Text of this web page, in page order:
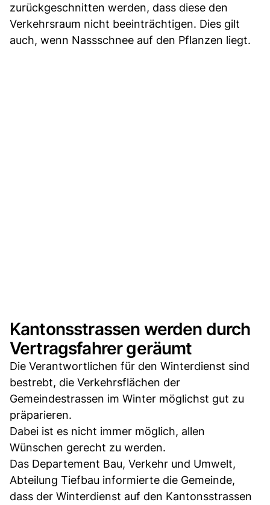
zurückgeschnitten werden, dass diese den
Verkehrsraum nicht beeinträchtigen. Dies gilt
auch, wenn Nassschnee auf den Pflanzen liegt.
Kantonsstrassen werden durch
Vertragsfahrer geräumt
Die Verantwortlichen für den Winterdienst sind
bestrebt, die Verkehrsflächen der
Gemeindestrassen im Winter möglichst gut zu
präparieren.
Dabei ist es nicht immer möglich, allen
Wünschen gerecht zu werden.
Das Departement Bau, Verkehr und Umwelt,
Abteilung Tiefbau informierte die Gemeinde,
dass der Winterdienst auf den Kantonsstrassen